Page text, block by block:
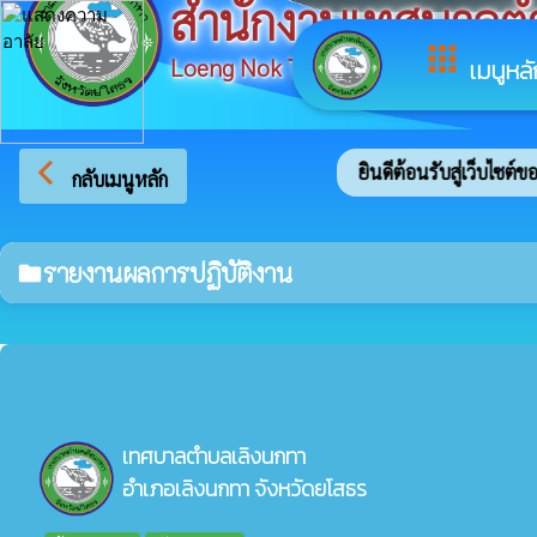
apps เมนูห
สำนักงานเทศบาล
Loeng Nok Tha Subdistrict
arrow_back_ios กลับเมนูหลัก ยินดีต้อนรับสู่เว็บไซต์ข
folderรายงานผลการปฏิบัติงาน
เทศบาลตำบลเลิงนกทา
อำเภอเลิงนกทา จังหวัดยโสธร